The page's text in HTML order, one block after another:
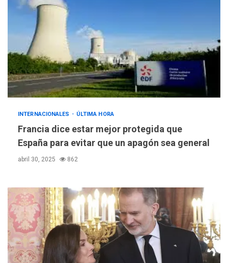
INTERNACIONALES ÚLTIMA HORA
Francia dice estar mejor protegida que
España para evitar que un apagón sea general
abril 30, 2025 862